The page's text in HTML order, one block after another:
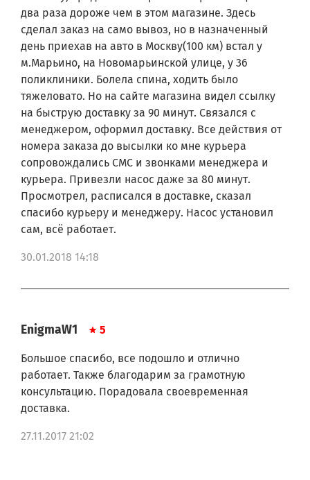
два раза дороже чем в этом магазине. Здесь
сделал заказ на само вывоз, но в назначенный
день приехав на авто в Москву(100 км) встал у
м.Марьино, на Новомарьинской улице, у 36
поликлиники. Болела спина, ходить было
тяжеловато. Но на сайте магазина видел ссылку
на быструю доставку за 90 минут. Связался с
менеджером, оформил доставку. Все действия от
номера заказа до высылки ко мне курьера
сопровождались СМС и звонками менеджера и
курьера. Привезли насос даже за 80 минут.
Просмотрел, расписался в доставке, сказал
спасибо курьеру и менеджеру. Насос установил
сам, всё работает.
30.01.2018 14:18
EnigmaW1 5
Большое спасибо, все подошло и отлично
работает. Также благодарим за грамотную
консультацию. Порадовала своевременная
доставка.
27.11.2017 21:02